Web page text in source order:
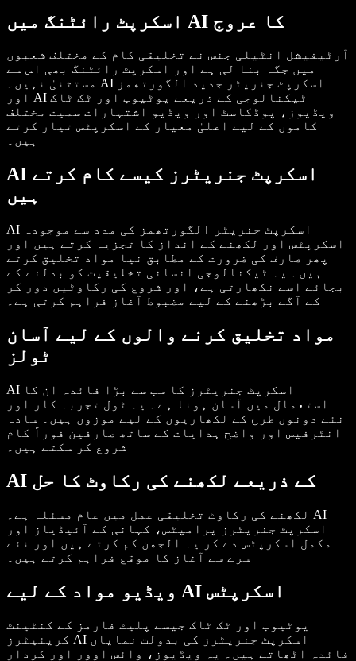
اسکرپٹ رائٹنگ میں AI کا عروج
آرٹیفیشل انٹیلی جنس نے تخلیقی کام کے مختلف شعبوں
میں جگہ بنا لی ہے اور اسکرپٹ رائٹنگ بھی اس سے
مستثنیٰ نہیں۔ AI اسکرپٹ جنریٹر جدید الگورتھمز
اور AI ٹیکنالوجی کے ذریعے یوٹیوب اور ٹک ٹاک
ویڈیوز، پوڈکاسٹ اور ویڈیو اشتہارات سمیت مختلف
کاموں کے لیے اعلیٰ معیار کے اسکرپٹس تیار کرتے
ہیں۔
AI اسکرپٹ جنریٹرز کیسے کام کرتے
ہیں
AI اسکرپٹ جنریٹر الگورتھمز کی مدد سے موجودہ
اسکرپٹس اور لکھنے کے انداز کا تجزیہ کرتے ہیں اور
پھر صارف کی ضرورت کے مطابق نیا مواد تخلیق کرتے
ہیں۔ یہ ٹیکنالوجی انسانی تخلیقیت کو بدلنے کے
بجائے اسے نکھارتی ہے، اور شروع کی رکاوٹیں دور کر
کے آگے بڑھنے کے لیے مضبوط آغاز فراہم کرتی ہے۔
مواد تخلیق کرنے والوں کے لیے آسان
ٹولز
AI اسکرپٹ جنریٹرز کا سب سے بڑا فائدہ ان کا
استعمال میں آسان ہونا ہے۔ یہ ٹول تجربہ کار اور
نئے دونوں طرح کے لکھاریوں کے لیے موزوں ہیں۔ سادہ
انٹرفیس اور واضح ہدایات کے ساتھ صارفین فوراً کام
شروع کر سکتے ہیں۔
AI کے ذریعے لکھنے کی رکاوٹ کا حل
لکھنے کی رکاوٹ تخلیقی عمل میں عام مسئلہ ہے۔ AI
اسکرپٹ جنریٹرز پرامپٹس، کہانی کے آئیڈیاز اور
مکمل اسکرپٹس دے کر یہ الجھن کم کرتے ہیں اور نئے
سرے سے آغاز کا موقع فراہم کرتے ہیں۔
ویڈیو مواد کے لیے AI اسکرپٹس
یوٹیوب اور ٹک ٹاک جیسے پلیٹ فارمز کے کنٹینٹ
کریئیٹرز AI اسکرپٹ جنریٹرز کی بدولت نمایاں
فائدہ اٹھاتے ہیں۔ یہ ویڈیوز، وائس اوور اور کردار